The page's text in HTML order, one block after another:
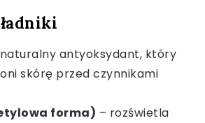
antyoksydant, który
skórę przed czynnikami
forma) – rozświetla